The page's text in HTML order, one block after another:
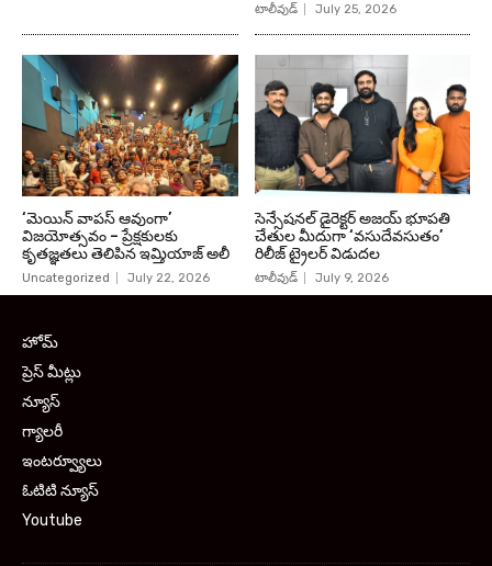
టాలీవుడ్ July 25, 2026
‘మెయిన్ వాపస్ ఆవుంగా’
విజయోత్సవం – ప్రేక్షకులకు
కృతజ్ఞతలు తెలిపిన ఇమ్తియాజ్ అలీ
Uncategorized July 22, 2026
సెన్సేషనల్ డైరెక్టర్ అజయ్ భూపతి
చేతుల మీదుగా ‘వసుదేవసుతం’
రిలీజ్ ట్రైలర్ విడుదల
టాలీవుడ్ July 9, 2026
హోమ్
ప్రెస్ మీట్లు
న్యూస్
గ్యాలరీ
ఇంటర్వ్యూలు
ఓటిటి న్యూస్
Youtube